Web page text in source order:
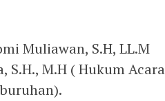
Muliawan, S.H, LL.M
S.H., M.H ( Hukum Acara